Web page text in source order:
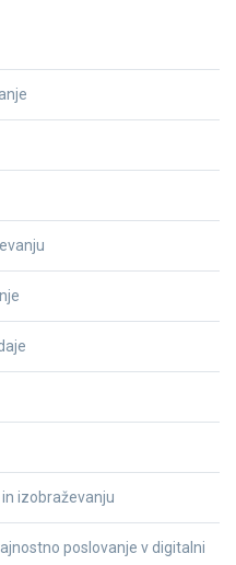
izobraževanju
poslovanje v digitalni